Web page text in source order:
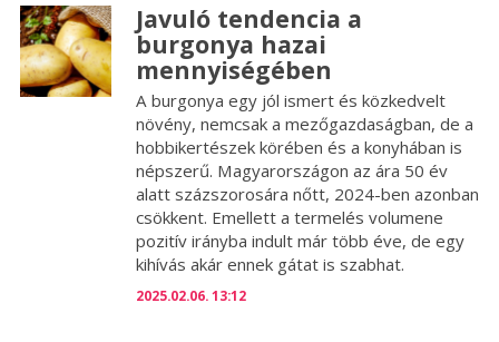
Javuló tendencia a
burgonya hazai
mennyiségében
A burgonya egy jól ismert és közkedvelt
növény, nemcsak a mezőgazdaságban, de a
hobbikertészek körében és a konyhában is
népszerű. Magyarországon az ára 50 év
alatt százszorosára nőtt, 2024-ben azonban
csökkent. Emellett a termelés volumene
pozitív irányba indult már több éve, de egy
kihívás akár ennek gátat is szabhat.
2025.02.06. 13:12